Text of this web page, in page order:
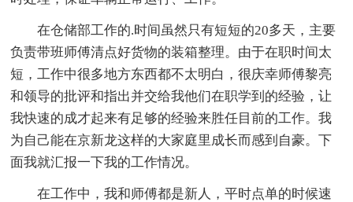
在仓储部工作的.时间虽然只有短短的20多天，主要
负责带班师傅清点好货物的装箱整理。由于在职时间太
短，工作中很多地方东西都不太明白，很庆幸师傅黎亮
和领导的批评和指出并交给我他们在职学到的经验，让
我快速的成才起来有足够的经验来胜任目前的工作。我
为自己能在京新龙这样的大家庭里成长而感到自豪。下
面我就汇报一下我的工作情况。
在工作中，我和师傅都是新人，平时点单的时候速